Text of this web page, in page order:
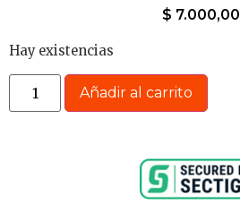
$ 7.000,00
Hay existencias
Añadir al carrito